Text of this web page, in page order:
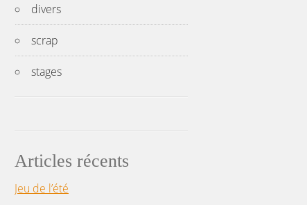
divers
scrap
stages
Articles récents
Jeu de l’été